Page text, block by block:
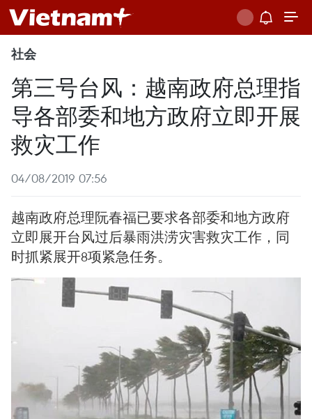
社会
第三号台风：越南政府总理指
导各部委和地方政府立即开展
救灾工作
04/08/2019 07:56
越南政府总理阮春福已要求各部委和地方政府
立即展开台风过后暴雨洪涝灾害救灾工作，同
时抓紧展开8项紧急任务。